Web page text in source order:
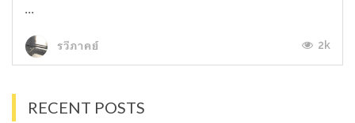
...
รวีภาคย์ 2k
RECENT POSTS